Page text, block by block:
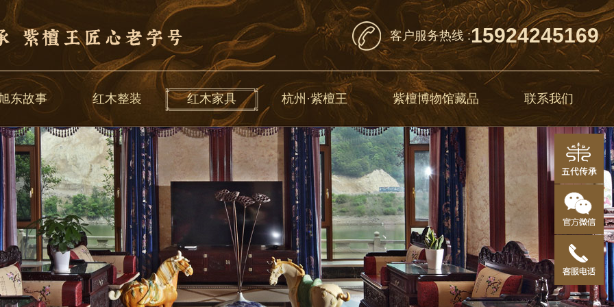
客户服务热线 :15924245169
东故事 红木整装 红木家具 杭州·紫檀王 紫檀博物馆藏品 联系我们